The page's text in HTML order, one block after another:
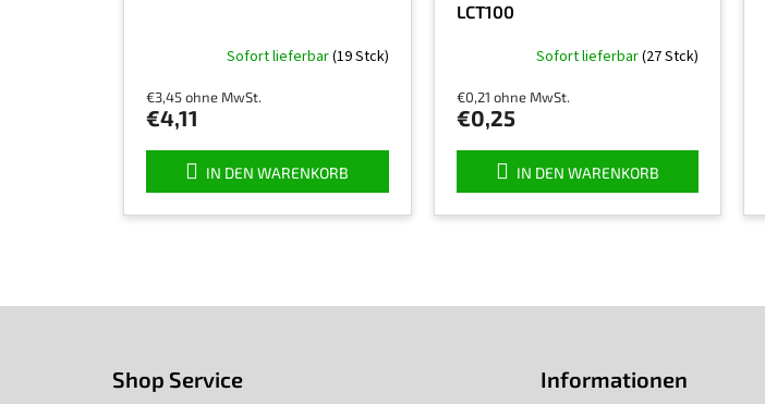
Sofort lieferbar(19 Stck)
€3,45 ohne MwSt.
€4,11
IN DEN WARENKORB
LCT100
Sofort lieferbar(27 Stck)
€0,21 ohne MwSt.
€0,25
IN DEN WARENKORB
Shop Service Informationen